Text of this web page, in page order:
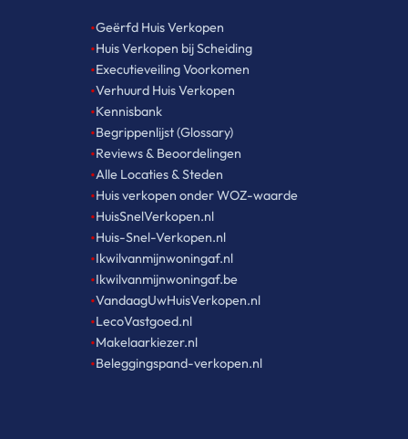
•Geërfd Huis Verkopen
•Huis Verkopen bij Scheiding
•Executieveiling Voorkomen
•Verhuurd Huis Verkopen
•Kennisbank
•Begrippenlijst (Glossary)
•Reviews & Beoordelingen
•Alle Locaties & Steden
•Huis verkopen onder WOZ-waarde
•HuisSnelVerkopen.nl
•Huis-Snel-Verkopen.nl
•Ikwilvanmijnwoningaf.nl
•Ikwilvanmijnwoningaf.be
•VandaagUwHuisVerkopen.nl
•LecoVastgoed.nl
•Makelaarkiezer.nl
•Beleggingspand-verkopen.nl